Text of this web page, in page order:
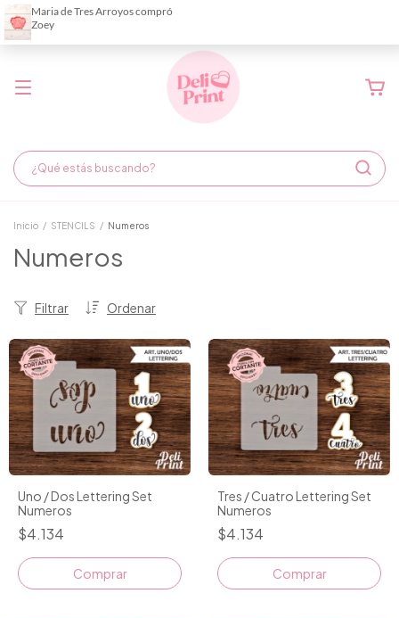
Demora de fabricación hasta 6 días hábiles
Inicio / STENCILS / Numeros
Numeros
Ordenar
Filtrar
Uno / Dos Lettering Set
Numeros
$4.134
Comprar
Tres / Cuatro Lettering Set
Numeros
$4.134
Comprar